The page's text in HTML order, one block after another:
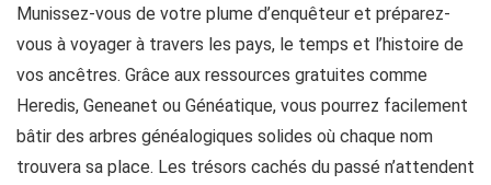
Munissez-vous de votre plume d’enquêteur et préparez-
vous à voyager à travers les pays, le temps et l’histoire de
vos ancêtres. Grâce aux ressources gratuites comme
Heredis, Geneanet ou Généatique, vous pourrez facilement
bâtir des arbres généalogiques solides où chaque nom
trouvera sa place. Les trésors cachés du passé n’attendent